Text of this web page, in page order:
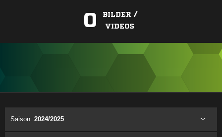
0
BILDER /
VIDEOS
Saison: 2024/2025